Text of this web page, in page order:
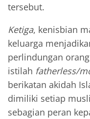
tersebut.
Ketiga, kenisbian
keluarga
perlindungan
istilah fatherless/
berikatan akidah
dimiliki setiap
sebagian peran